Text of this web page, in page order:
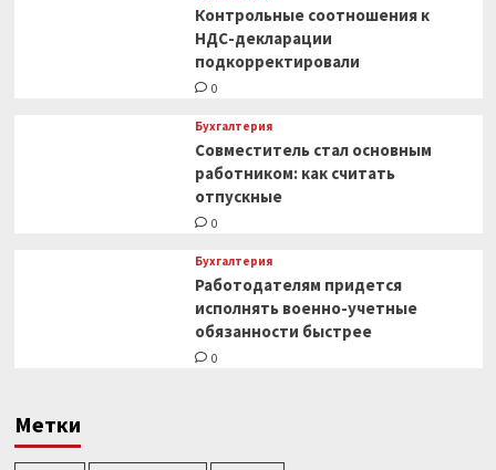
Контрольные соотношения к
НДС-декларации
подкорректировали
0
Бухгалтерия
Совместитель стал основным
работником: как считать
отпускные
0
Бухгалтерия
Работодателям придется
исполнять военно-учетные
обязанности быстрее
0
Метки